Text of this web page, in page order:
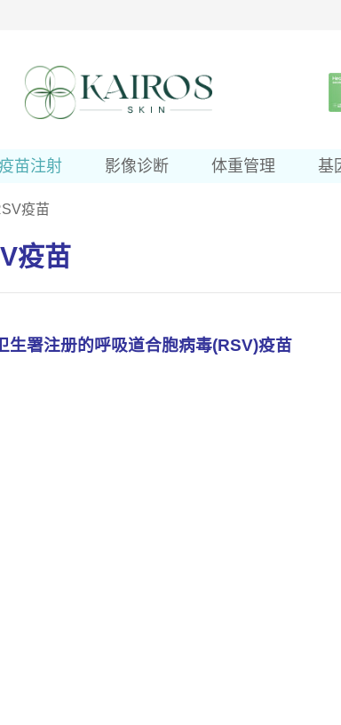
苗注射 影像诊断 体重管理 基
疫苗
疫苗
生署注册的呼吸道合胞病毒(RSV)疫苗